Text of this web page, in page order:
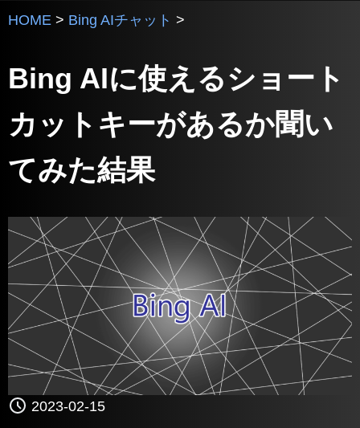
HOME > Bing AIチャット >
Bing AIに使えるショート
カットキーがあるか聞い
てみた結果
2023-02-15